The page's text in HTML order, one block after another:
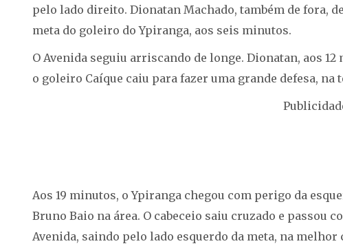
pelo lado direito. Dionatan Machado, também de fora,
meta do goleiro do Ypiranga, aos seis minutos.
O Avenida seguiu arriscando de longe. Dionatan, aos
o goleiro Caíque caiu para fazer uma grande defesa,
Aos 19 minutos, o Ypiranga chegou com perigo da
Bruno Baio na área. O cabeceio saiu cruzado e passou
Avenida, saindo pelo lado esquerdo da meta, na